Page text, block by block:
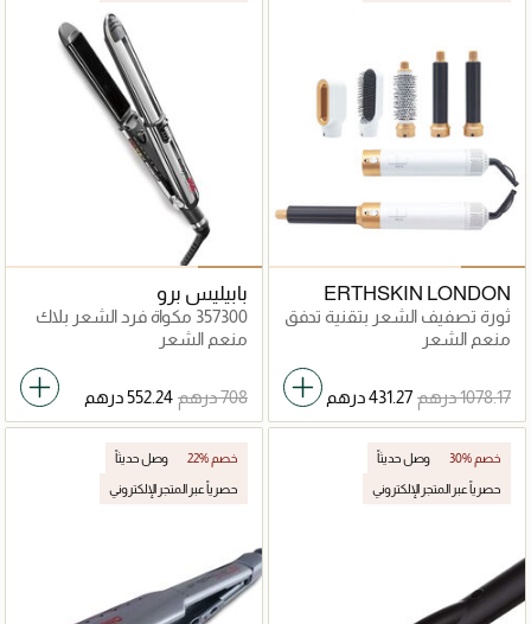
ERTHSKIN LONDON
ثورة تصفيف الشعر بتقنية تدفق
الهواء 5 في 1
منعم الشعر
بابيليس برو
357300 مكواة فرد الشعر بلاك
إليبس 3000
منعم الشعر
30% خصم وصل حديثاً
حصرياً عبر المتجر الإلكتروني
22% خصم وصل حديثاً
حصرياً عبر المتجر الإلكتروني